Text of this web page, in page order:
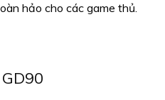
hảo cho các game thủ.